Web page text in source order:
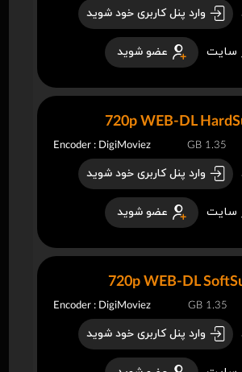
وارد پنل کاربری خود شوید
سایت عضو شوید
وارد پنل کاربری خود شوید
سایت عضو شوید
720p WEB-DL
Encoder : DigiMoviez 1.35 GB
وارد پنل کاربری خود شوید
720p WEB-DL
Encoder : DigiMoviez 1.35 GB